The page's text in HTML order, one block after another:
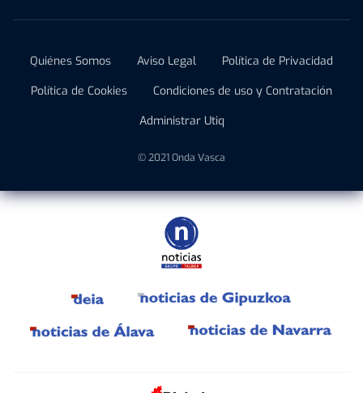
Quiénes Somos Aviso Legal
Política de Privacidad
Política de Cookies
Condiciones de uso y Contratación
Administrar Utiq
© 2021 Onda Vasca